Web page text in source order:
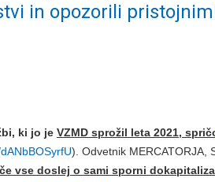
in opozorili
ki jo je VZMD sprožil leta 2021,
). Odvetnik MERCATORJA,
vse doslej o sami sporni